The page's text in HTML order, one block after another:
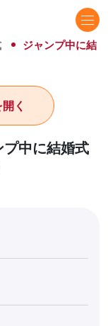
ジャンプ中に結
中に結婚式
く